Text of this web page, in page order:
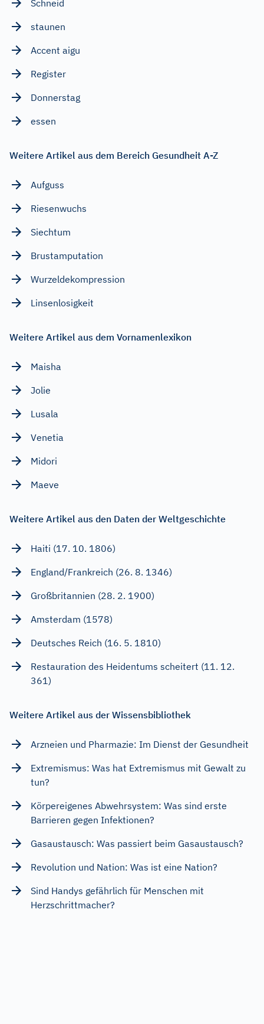
Schneid
staunen
Accent aigu
Register
Donnerstag
essen
Weitere Artikel aus dem Bereich Gesundheit A-Z
Aufguss
Riesenwuchs
Siechtum
Brustamputation
Wurzeldekompression
Linsenlosigkeit
Weitere Artikel aus dem Vornamenlexikon
Maisha
Jolie
Lusala
Venetia
Midori
Maeve
Weitere Artikel aus den Daten der Weltgeschichte
Haiti (17. 10. 1806)
England/Frankreich (26. 8. 1346)
Großbritannien (28. 2. 1900)
Amsterdam (1578)
Deutsches Reich (16. 5. 1810)
Restauration des Heidentums scheitert (11. 12.
361)
Weitere Artikel aus der Wissensbibliothek
Arzneien und Pharmazie: Im Dienst der Gesundheit
Extremismus: Was hat Extremismus mit Gewalt zu
tun?
Körpereigenes Abwehrsystem: Was sind erste
Barrieren gegen Infektionen?
Gasaustausch: Was passiert beim Gasaustausch?
Revolution und Nation: Was ist eine Nation?
Sind Handys gefährlich für Menschen mit
Herzschrittmacher?